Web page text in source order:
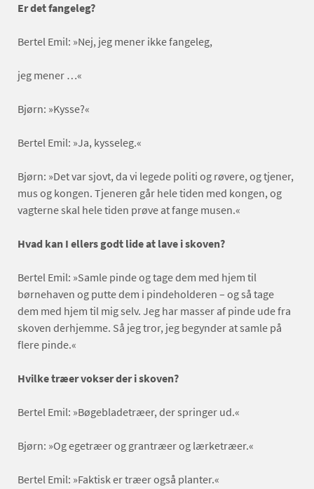
Er det fangeleg?
Bertel Emil: »Nej, jeg mener ikke fangeleg,
jeg mener …«
Bjørn: »Kysse?«
Bertel Emil: »Ja, kysseleg.«
Bjørn: »Det var sjovt, da vi legede politi og røvere, og tjener,
mus og kongen. Tjeneren går hele tiden med kongen, og
vagterne skal hele tiden prøve at fange musen.«
Hvad kan I ellers godt lide at lave i skoven?
Bertel Emil: »Samle pinde og tage dem med hjem til
børnehaven og putte dem i pindeholderen – og så tage
dem med hjem til mig selv. Jeg har masser af pinde ude fra
skoven derhjemme. Så jeg tror, jeg begynder at samle på
flere pinde.«
Hvilke træer vokser der i skoven?
Bertel Emil: »Bøgebladetræer, der springer ud.«
Bjørn: »Og egetræer og grantræer og lærketræer.«
Bertel Emil: »Faktisk er træer også planter.«